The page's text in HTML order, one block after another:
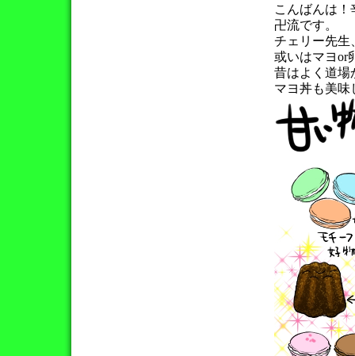
こんばんは
卍流です。
チェリー先生
或いはマヨor
昔はよく道場
マヨ丼も美味